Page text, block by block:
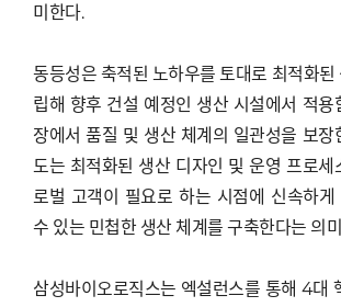
미한다.
동등성은 축적된 노하우를 토대로 최적화된
립해 향후 건설 예정인 생산 시설에서 적용
장에서 품질 및 생산 체계의 일관성을 보장
도는 최적화된 생산 디자인 및 운영 프로세
로벌 고객이 필요로 하는 시점에 신속하
수 있는 민첩한 생산 체계를 구축한다는 의
삼성바이오로직스는 엑설런스를 통해 4대